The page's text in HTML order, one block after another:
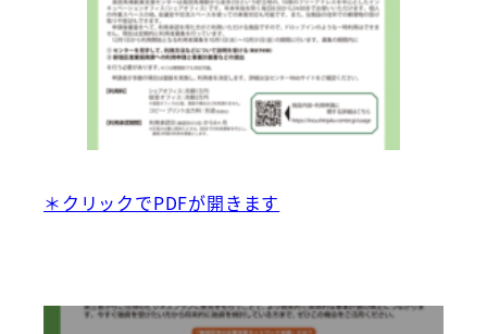
＊クリックでPDFが開きます